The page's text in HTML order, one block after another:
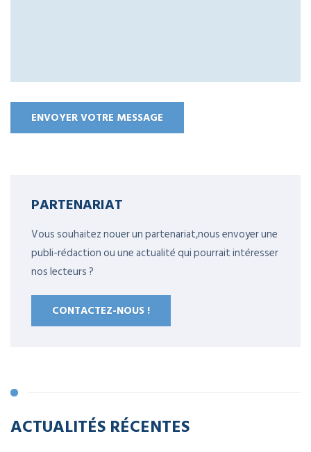
PARTENARIAT
Vous souhaitez nouer un partenariat,nous envoyer une
publi-rédaction ou une actualité qui pourrait intéresser
nos lecteurs ?
CONTACTEZ-NOUS !
ACTUALITÉS RÉCENTES